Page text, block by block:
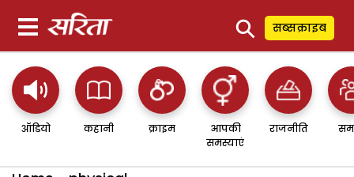
⚲ सब्सक्राइब
ऑडियो कहानी क्राइम
आपकी
समस्याएं
राजनीति